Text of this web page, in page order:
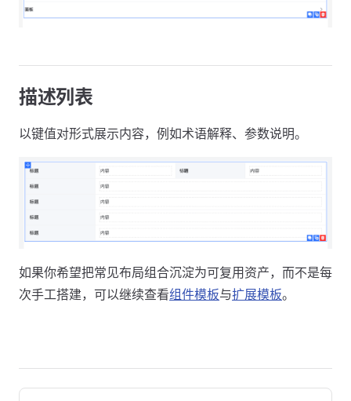
描述列表
以键值对形式展示内容，例如术语解释、参数说明。
如果你希望把常见布局组合沉淀为可复用资产，而不是每
次手工搭建，可以继续查看组件模板与扩展模板。